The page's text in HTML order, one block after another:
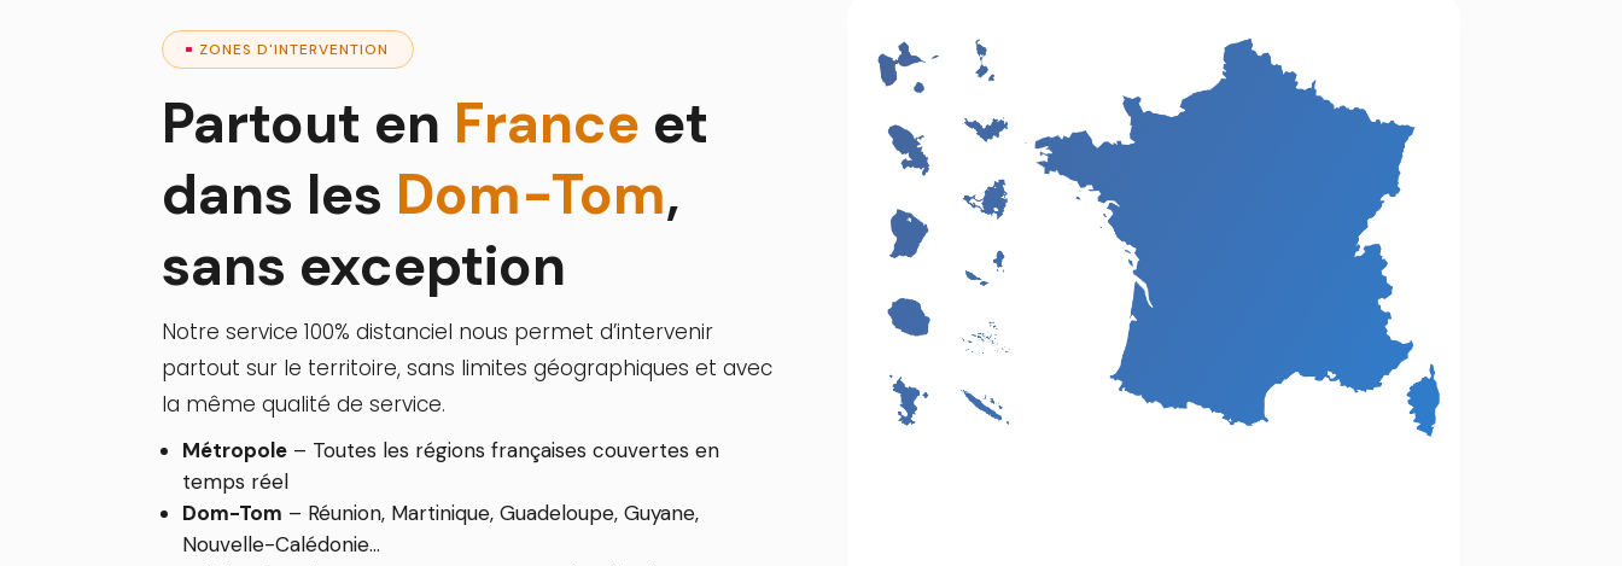
ZONES D'INTERVENTION
Partout en France et
dans les Dom-Tom,
sans exception
Notre service 100% distanciel nous permet d’intervenir
partout sur le territoire, sans limites géographiques et avec
la même qualité de service.
Métropole – Toutes les régions françaises couvertes en
temps réel
Dom-Tom – Réunion, Martinique, Guadeloupe, Guyane,
Nouvelle-Calédonie…